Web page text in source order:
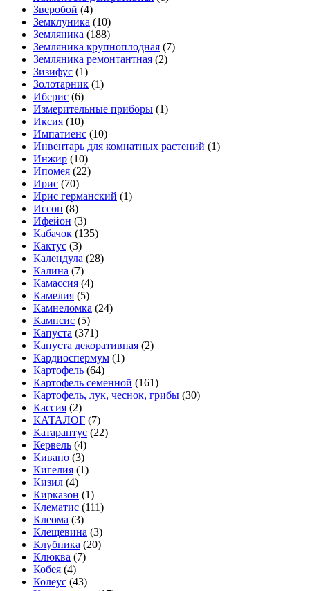
Зверобой (4)
Земклуника (10)
Земляника (188)
Земляника крупноплодная (7)
Земляника ремонтантная (2)
Зизифус (1)
Золотарник (1)
Иберис (6)
Измерительные приборы (1)
Иксия (10)
Импатиенс (10)
Инвентарь для комнатных растений (1)
Инжир (10)
Ипомея (22)
Ирис (70)
Ирис германский (1)
Иссоп (8)
Ифейон (3)
Кабачок (135)
Кактус (3)
Календула (28)
Калина (7)
Камассия (4)
Камелия (5)
Камнеломка (24)
Кампсис (5)
Капуста (371)
Капуста декоративная (2)
Кардиоспермум (1)
Картофель (64)
Картофель семенной (161)
Картофель, лук, чеснок, грибы (30)
Кассия (2)
КАТАЛОГ (7)
Катарантус (22)
Кервель (4)
Кивано (3)
Кигелия (1)
Кизил (4)
Кирказон (1)
Клематис (111)
Клеома (3)
Клещевина (3)
Клубника (20)
Клюква (7)
Кобея (4)
Колеус (43)